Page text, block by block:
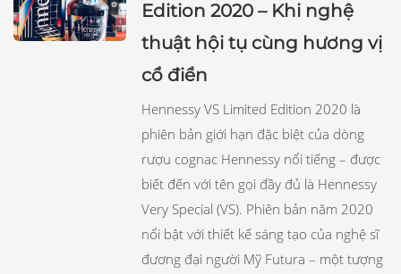
Edition 2020 – Khi nghệ
thuật hội tụ cùng hương vị
cổ điển
Hennessy VS Limited Edition 2020 là
phiên bản giới hạn đặc biệt của dòng
rượu cognac Hennessy nổi tiếng – được
biết đến với tên gọi đầy đủ là Hennessy
Very Special (VS). Phiên bản năm 2020
nổi bật với thiết kế sáng tạo của nghệ sĩ
đương đại người Mỹ Futura – một tượng